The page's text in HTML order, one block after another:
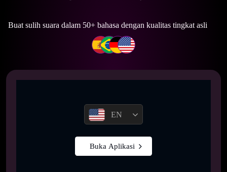
Buat sulih suara dalam 50+ bahasa dengan kualitas tingkat asli
EN
Buka Aplikasi